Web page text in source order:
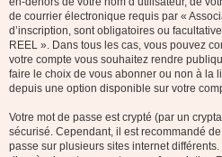
de courrier électronique requis par «
d’inscription, sont obligatoires ou
REEL ». Dans tous les cas, vous pouvez
votre compte vous souhaitez rendre
faire le choix de vous abonner ou non à la
depuis une option disponible sur votre
Votre mot de passe est crypté (par un
sécurisé. Cependant, il est recommandé
passe sur plusieurs sites internet